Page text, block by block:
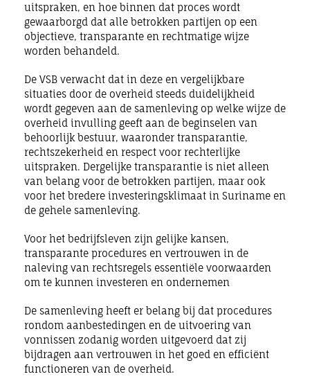
uitspraken, en hoe binnen dat proces wordt
gewaarborgd dat alle betrokken partijen op een
objectieve, transparante en rechtmatige wijze
worden behandeld.
De VSB verwacht dat in deze en vergelijkbare
situaties door de overheid steeds duidelijkheid
wordt gegeven aan de samenleving op welke wijze de
overheid invulling geeft aan de beginselen van
behoorlijk bestuur, waaronder transparantie,
rechtszekerheid en respect voor rechterlijke
uitspraken. Dergelijke transparantie is niet alleen
van belang voor de betrokken partijen, maar ook
voor het bredere investeringsklimaat in Suriname en
de gehele samenleving.
Voor het bedrijfsleven zijn gelijke kansen,
transparante procedures en vertrouwen in de
naleving van rechtsregels essentiële voorwaarden
om te kunnen investeren en ondernemen
De samenleving heeft er belang bij dat procedures
rondom aanbestedingen en de uitvoering van
vonnissen zodanig worden uitgevoerd dat zij
bijdragen aan vertrouwen in het goed en efficiënt
functioneren van de overheid.